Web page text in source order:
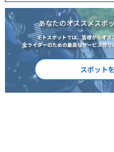
あなたのオススメスポ
モトスポットでは、皆様からオ
全ライダーのための最高なサービス作り
スポット